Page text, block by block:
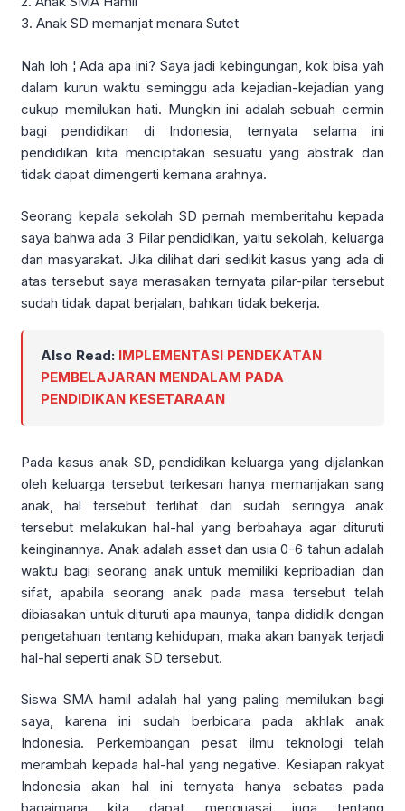
3. Anak SD memanjat menara Sutet
Nah loh ¦ Ada apa ini? Saya jadi kebingungan, kok bisa yah
dalam kurun waktu seminggu ada kejadian-kejadian yang
cukup memilukan hati. Mungkin ini adalah sebuah cermin
bagi pendidikan di Indonesia, ternyata selama ini
pendidikan kita menciptakan sesuatu yang abstrak dan
tidak dapat dimengerti kemana arahnya.
Seorang kepala sekolah SD pernah memberitahu kepada
saya bahwa ada 3 Pilar pendidikan, yaitu sekolah, keluarga
dan masyarakat. Jika dilihat dari sedikit kasus yang ada di
atas tersebut saya merasakan ternyata pilar-pilar tersebut
sudah tidak dapat berjalan, bahkan tidak bekerja.
Also Read: IMPLEMENTASI PENDEKATAN
PEMBELAJARAN MENDALAM PADA
PENDIDIKAN KESETARAAN
Pada kasus anak SD, pendidikan keluarga yang dijalankan
oleh keluarga tersebut terkesan hanya memanjakan sang
anak, hal tersebut terlihat dari sudah seringya anak
tersebut melakukan hal-hal yang berbahaya agar dituruti
keinginannya. Anak adalah asset dan usia 0-6 tahun adalah
waktu bagi seorang anak untuk memiliki kepribadian dan
sifat, apabila seorang anak pada masa tersebut telah
dibiasakan untuk dituruti apa maunya, tanpa dididik dengan
pengetahuan tentang kehidupan, maka akan banyak terjadi
hal-hal seperti anak SD tersebut.
Siswa SMA hamil adalah hal yang paling memilukan bagi
saya, karena ini sudah berbicara pada akhlak anak
Indonesia. Perkembangan pesat ilmu teknologi telah
merambah kepada hal-hal yang negative. Kesiapan rakyat
Indonesia akan hal ini ternyata hanya sebatas pada